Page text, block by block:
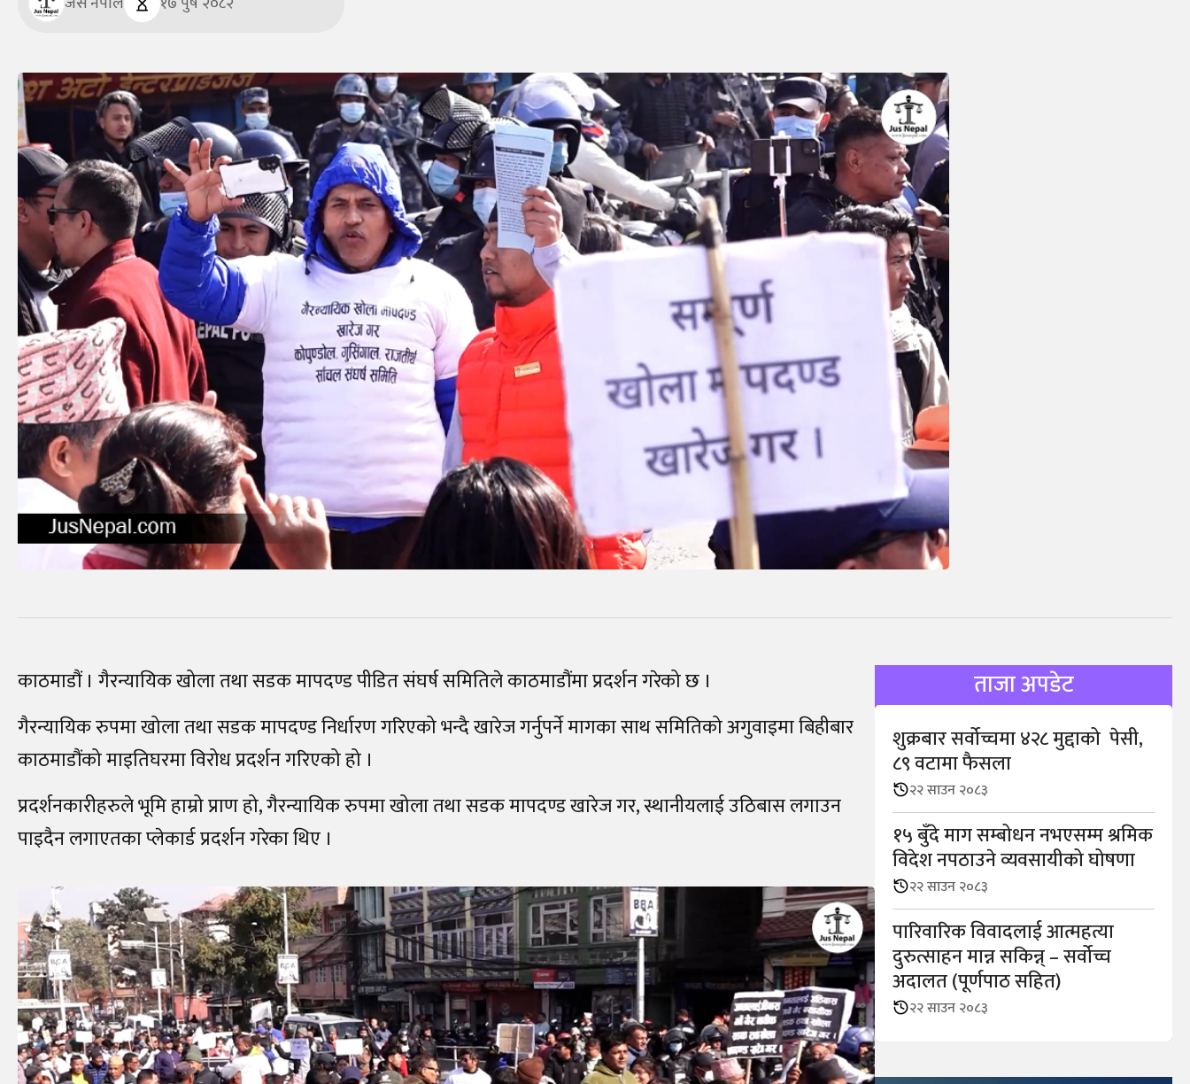
काठमाडौं । गैरन्यायिक खोला तथा सडक मापदण्ड पीडित संघर्ष समितिले काठमाडौंमा प्रदर्शन गरेको छ ।
गैरन्यायिक रुपमा खोला तथा सडक मापदण्ड निर्धारण गरिएको भन्दै खारेज गर्नुपर्ने मागका साथ समितिको अगुवाइमा बिहीबार
काठमाडौंको माइतिघरमा विरोध प्रदर्शन गरिएको हो ।
प्रदर्शनकारीहरुले भूमि हाम्रो प्राण हो, गैरन्यायिक रुपमा खोला तथा सडक मापदण्ड खारेज गर, स्थानीयलाई उठिबास लगाउन
पाइदैन लगाएतका प्लेकार्ड प्रदर्शन गरेका थिए ।
ताजा अपडेट
शुक्रबार सर्वोच्चमा ४२८ मुद्दाको पेसी,
८९ वटामा फैसला
२२ साउन २०८३
१५ बुँदे माग सम्बोधन नभएसम्म श्रमिक
विदेश नपठाउने व्यवसायीको घोषणा
२२ साउन २०८३
पारिवारिक विवादलाई आत्महत्या
दुरुत्साहन मान्न सकिन्न् – सर्वोच्च
अदालत (पूर्णपाठ सहित)
२२ साउन २०८३